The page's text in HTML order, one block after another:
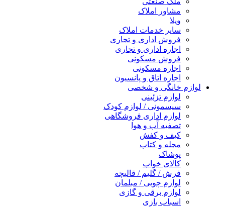
مشاور املاک
سایر خدمات املاک
فروش اداری و تجاری
اجاره اداری و تجاری
فروش مسکونی
اجاره مسکونی
اجاره اتاق و پانسیون
خانگی و شخصی
لوازم تزئینی
سیسمونی / لوازم کودک
لوازم اداری فروشگاهی
تصفیه آب و هوا
کیف و کفش
مجله و کتاب
پوشاک
کالای خواب
فرش / گلیم / قالیچه
لوازم چوبی / مبلمان
لوازم برقی و گازی
اسباب بازی